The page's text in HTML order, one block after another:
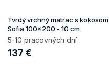
Tvrdý vrchný matrac s kokosom
Sofia 100x200 - 10 cm
5-10 pracovných dní
137 €